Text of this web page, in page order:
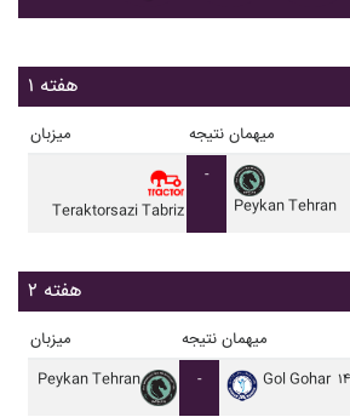
هفته ۱
میزبان نتیجه میهمان
Teraktorsazi Tabriz
-
Peykan Tehran
هفته ۲
میزبان نتیجه میهمان
Peykan Tehran - Gol Gohar